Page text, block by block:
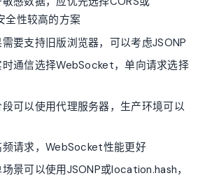
性较高的方案
要支持旧版浏览器，可以考虑JSONP
时通信选择WebSocket，单向请求选择
段可以使用代理服务器，生产环境可以
频请求，WebSocket性能更好
景可以使用JSONP或location.hash，